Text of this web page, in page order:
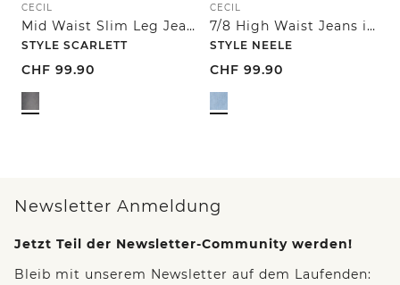
CECIL
Mid Waist Slim Leg Jeans im Casual Fit
STYLE SCARLETT
CHF 99.90
CECIL
7/8 High Waist Jeans im Loose Fit
STYLE NEELE
CHF 99.90
Newsletter Anmeldung
Jetzt Teil der Newsletter-Community werden!
Bleib mit unserem Newsletter auf dem Laufenden: